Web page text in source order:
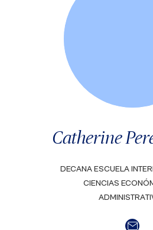
Catherine
DECANA ESCUELA
CIENCIAS